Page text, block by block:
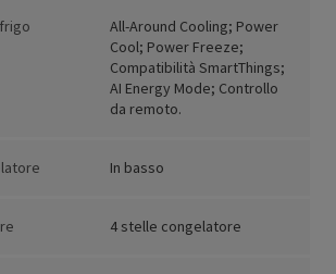
All-Around Cooling; Power
Cool; Power Freeze;
Compatibilità SmartThings;
AI Energy Mode; Controllo
da remoto.
In basso
4 stelle congelatore